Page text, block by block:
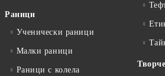
Раници
Ученически раници
Малки раници
Раници с колела